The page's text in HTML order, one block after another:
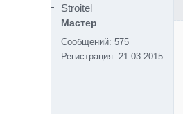
Stroitel
Мастер
Сообщений: 575
Регистрация: 21.03.2015